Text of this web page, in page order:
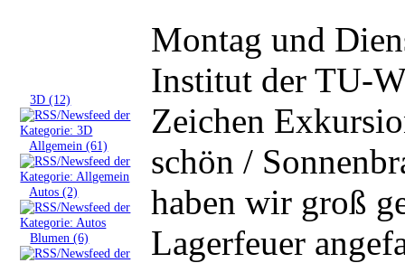
»3D (12)
Allgemein (61)
Autos (2)
»Blumen (6)
Montag und
Institut der TU-
Zeichen
schön /
haben wir groß
Lagerfeuer